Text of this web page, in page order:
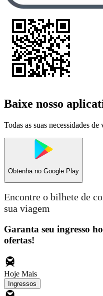
Baixe nosso
Todas as suas necessidades
Obtenha no Google Play
Encontre o bilhete de
sua viagem
Garanta seu ingresso
ofertas!
Hoje Mais
Ingressos